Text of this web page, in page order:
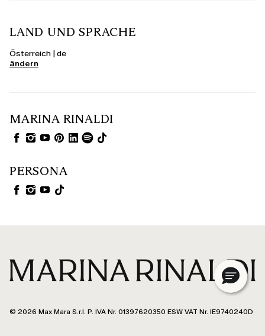
LAND UND SPRACHE
Österreich | de
ändern
MARINA RINALDI
PERSONA
© 2026 Max Mara S.r.l. P. IVA Nr. 01397620350 ESW VAT Nr. IE9740240D